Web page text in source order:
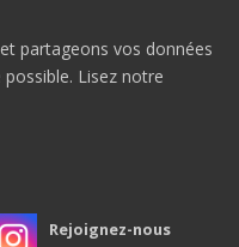
partageons vos données
Lisez notre
Rejoignez-nous